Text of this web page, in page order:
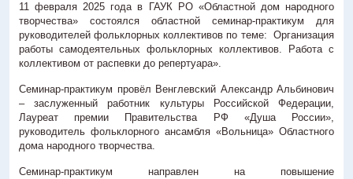
О нас
Противодействие коррупции
Услуги
Реестр ОНЭД
Антитеррористическая деятельность
Контакты
3D-тур
11 февраля 2025 года в ГАУК РО «Областной дом народного
творчества» состоялся областной семинар-практикум для
руководителей фольклорных коллективов по теме: Организация
работы самодеятельных фольклорных коллективов. Работа с
коллективом от распевки до репертуара».
Семинар-практикум провёл Венглевский Александр Альбинович
– заслуженный работник культуры Российской Федерации,
Лауреат премии Правительства РФ «Душа России»,
руководитель фольклорного ансамбля «Вольница» Областного
дома народного творчества.
Семинар-практикум направлен на повышение